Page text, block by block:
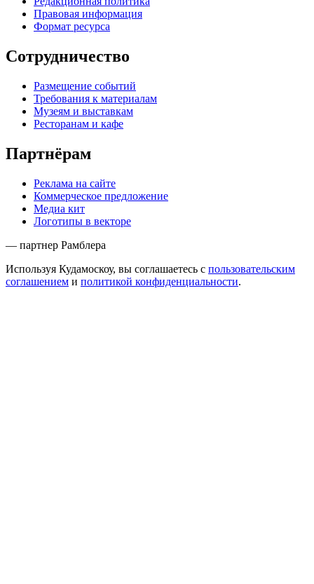
Правовая информация
Формат ресурса
Сотрудничество
Размещение событий
Требования к материалам
Музеям и выставкам
Ресторанам и кафе
Партнёрам
Реклама на сайте
Коммерческое предложение
Медиа кит
Логотипы в векторе
— партнер Рамблера
Используя Кудамоскоу, вы соглашаетесь с пользовательским
соглашением и политикой конфиденциальности.